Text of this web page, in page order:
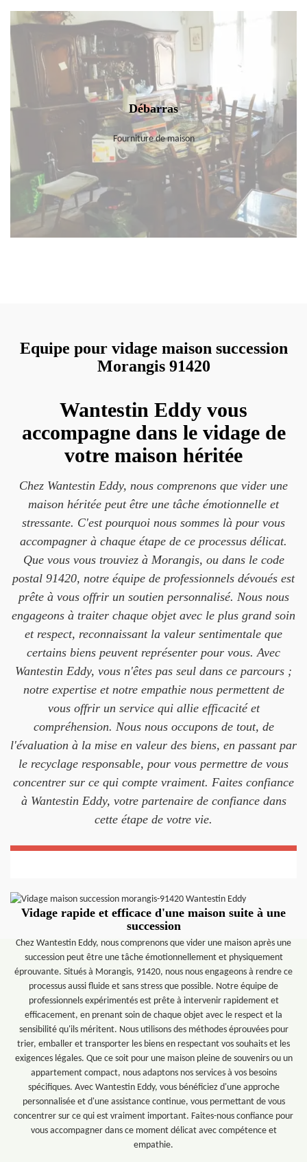
Débarras
Fourniture de maison
Equipe pour vidage maison succession
Morangis 91420
Wantestin Eddy vous
accompagne dans le vidage de
votre maison héritée
Chez Wantestin Eddy, nous comprenons que vider une
maison héritée peut être une tâche émotionnelle et
stressante. C'est pourquoi nous sommes là pour vous
accompagner à chaque étape de ce processus délicat.
Que vous vous trouviez à Morangis, ou dans le code
postal 91420, notre équipe de professionnels dévoués est
prête à vous offrir un soutien personnalisé. Nous nous
engageons à traiter chaque objet avec le plus grand soin
et respect, reconnaissant la valeur sentimentale que
certains biens peuvent représenter pour vous. Avec
Wantestin Eddy, vous n'êtes pas seul dans ce parcours ;
notre expertise et notre empathie nous permettent de
vous offrir un service qui allie efficacité et
compréhension. Nous nous occupons de tout, de
l'évaluation à la mise en valeur des biens, en passant par
le recyclage responsable, pour vous permettre de vous
concentrer sur ce qui compte vraiment. Faites confiance
à Wantestin Eddy, votre partenaire de confiance dans
cette étape de votre vie.
Vidage rapide et efficace d'une maison suite à une
succession
Chez Wantestin Eddy, nous comprenons que vider une maison après une
succession peut être une tâche émotionnellement et physiquement
éprouvante. Situés à Morangis, 91420, nous nous engageons à rendre ce
processus aussi fluide et sans stress que possible. Notre équipe de
professionnels expérimentés est prête à intervenir rapidement et
efficacement, en prenant soin de chaque objet avec le respect et la
sensibilité qu'ils méritent. Nous utilisons des méthodes éprouvées pour
trier, emballer et transporter les biens en respectant vos souhaits et les
exigences légales. Que ce soit pour une maison pleine de souvenirs ou un
appartement compact, nous adaptons nos services à vos besoins
spécifiques. Avec Wantestin Eddy, vous bénéficiez d'une approche
personnalisée et d'une assistance continue, vous permettant de vous
concentrer sur ce qui est vraiment important. Faites-nous confiance pour
vous accompagner dans ce moment délicat avec compétence et
empathie.